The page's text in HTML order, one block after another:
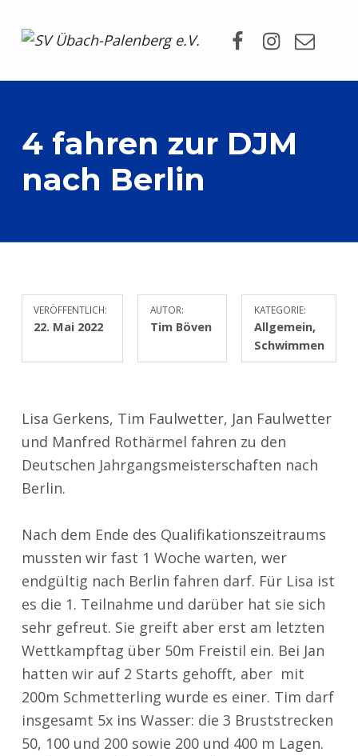
4 fahren zur DJM
nach Berlin
VERÖFFENTLICH:
22. Mai 2022
AUTOR:
Tim Böven
KATEGORIE:
Allgemein,
Schwimmen
Lisa Gerkens, Tim Faulwetter, Jan Faulwetter
und Manfred Rothärmel fahren zu den
Deutschen Jahrgangsmeisterschaften nach
Berlin.
Nach dem Ende des Qualifikationszeitraums
mussten wir fast 1 Woche warten, wer
endgültig nach Berlin fahren darf. Für Lisa ist
es die 1. Teilnahme und darüber hat sie sich
sehr gefreut. Sie greift aber erst am letzten
Wettkampftag über 50m Freistil ein. Bei Jan
hatten wir auf 2 Starts gehofft, aber mit
200m Schmetterling wurde es einer. Tim darf
insgesamt 5x ins Wasser: die 3 Bruststrecken
50, 100 und 200 sowie 200 und 400 m Lagen.